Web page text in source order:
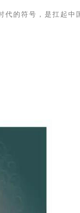
代的符号，是扛起中